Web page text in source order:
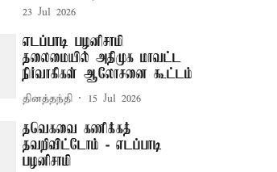
23 Jul 2026
எடப்பாடி பழனிசாமி
தலைமையில் அதிமுக மாவட்ட
நிர்வாகிகள் ஆலோசனை கூட்டம்
தினத்தந்தி 15 Jul 2026
தவெகவை கணிக்கத்
தவறிவிட்டோம் - எடப்பாடி
பழனிசாமி